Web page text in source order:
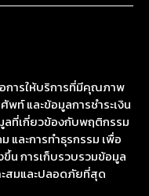
การให้บริการที่มีคุณภาพ
พท์ และข้อมูลการชำระเงิน
ลที่เกี่ยวข้องกับพฤติกรรม
และการทำธุรกรรม เพื่อ
น การเก็บรวบรวมข้อมูล
ะสมและปลอดภัยที่สุด